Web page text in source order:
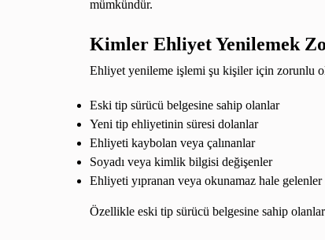
mümkündür.
Kimler Ehliyet Yenilemek
Ehliyet yenileme işlemi şu kişiler için zorunlu
Eski tip sürücü belgesine sahip olanlar
Yeni tip ehliyetinin süresi dolanlar
Ehliyeti kaybolan veya çalınanlar
Soyadı veya kimlik bilgisi değişenler
Ehliyeti yıpranan veya okunamaz hale gelenler
Özellikle eski tip sürücü belgesine sahip